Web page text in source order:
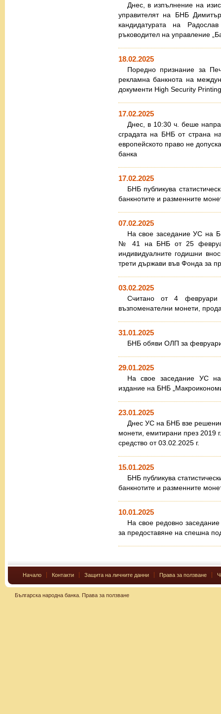
Днес, в изпълнение на
управителят на БНБ
кандидатурата на
ръководител на управление
18.02.2025
Поредно признание за
рекламна банкнота на
документи High Security
17.02.2025
Днес, в 10:30 ч. беше
сградата на БНБ от страна
европейското право не
банка
17.02.2025
БНБ публикува
банкнотите и разменните
07.02.2025
На свое заседание УС на
№ 41 на БНБ от 25
индивидуалните годишни
трети държави във Фонда за
03.02.2025
Считано от 4 февруари
възпоменателни монети,
31.01.2025
БНБ обяви ОЛП за
29.01.2025
На свое заседание УС
издание на БНБ
23.01.2025
Днес УС на БНБ взе
монети, емитирани през 2019
средство от 03.02.2025 г.
15.01.2025
БНБ публикува
банкнотите и разменните
10.01.2025
На свое редовно
за предоставяне на спешна
Начало Контакти Защита на личните данни Права за ползване
Българска народна банка. Права за ползване